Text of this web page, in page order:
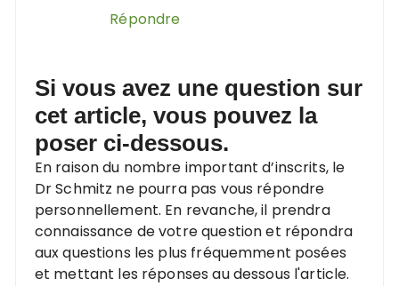
Répondre
Si vous avez une question sur
cet article, vous pouvez la
poser ci-dessous.
En raison du nombre important d’inscrits, le
Dr Schmitz ne pourra pas vous répondre
personnellement. En revanche, il prendra
connaissance de votre question et répondra
aux questions les plus fréquemment posées
et mettant les réponses au dessous l'article.